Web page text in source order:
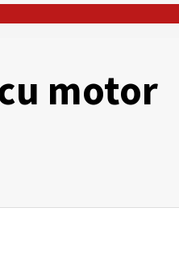
motor